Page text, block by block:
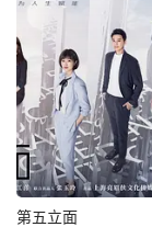
第五立面